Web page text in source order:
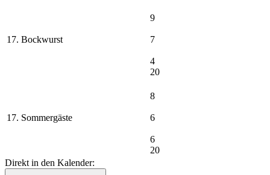
17. Bockwurst
9
7
4
20
17. Sommergäste
8
6
6
20
Direkt in den Kalender: